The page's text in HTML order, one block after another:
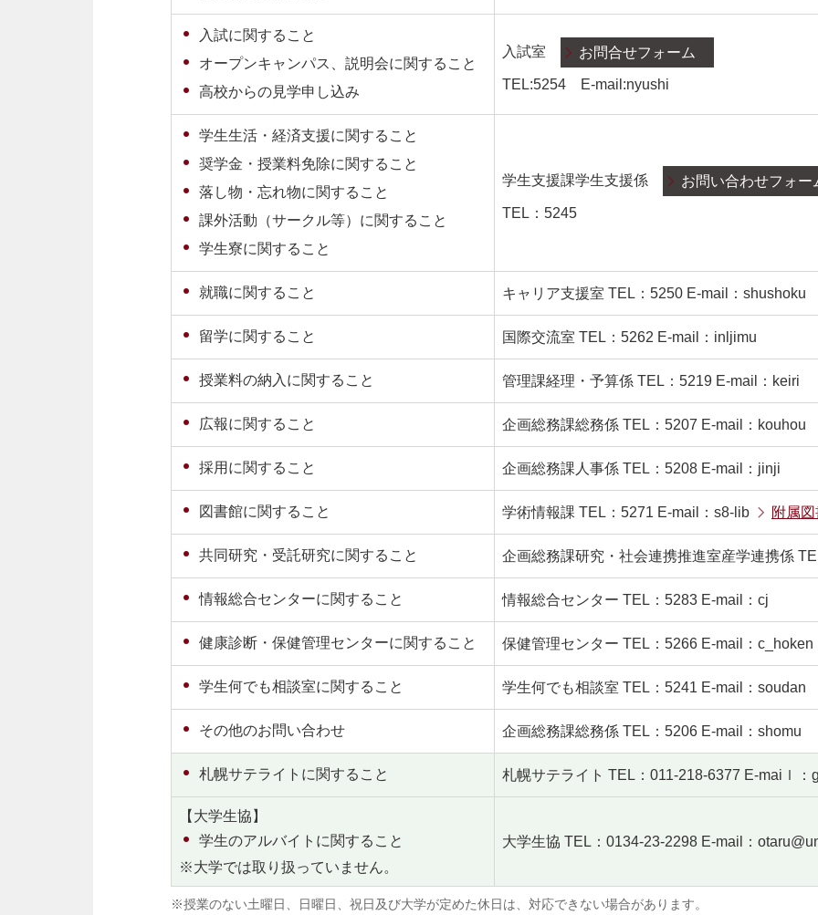
入試に関すること
オープンキャンパス、説明会に関すること
高校からの見学申し込み
入試室 お問合せフォーム
TEL:5254 E-mail:nyushi
学生生活・経済支援に関すること
奨学金・授業料免除に関すること
落し物・忘れ物に関すること
課外活動（サークル等）に関すること
学生寮に関すること
学生支援課学生支援係 お問い合わせフォー
TEL：5245
就職に関すること キャリア支援室 TEL：5250 E-mail：shushoku
留学に関すること 国際交流室 TEL：5262 E-mail：inljimu
授業料の納入に関すること 管理課経理・予算係 TEL：5219 E-mail：keiri
広報に関すること 企画総務課総務係 TEL：5207 E-mail：kouhou
採用に関すること 企画総務課人事係 TEL：5208 E-mail：jinji
図書館に関すること 学術情報課 TEL：5271 E-mail：s8-lib 附属
共同研究・受託研究に関すること 企画総務課研究・社会連携推進室産学連携係
情報総合センターに関すること 情報総合センター TEL：5283 E-mail：cj
健康診断・保健管理センターに関すること 保健管理センター TEL：5266 E-mail：c_hoken
学生何でも相談室に関すること 学生何でも相談室 TEL：5241 E-mail：soudan
その他のお問い合わせ 企画総務課総務係 TEL：5206 E-mail：shomu
札幌サテライトに関すること 札幌サテライト TEL：011-218-6377 E-maiｌ：
【大学生協】
学生のアルバイトに関すること
※大学では取り扱っていません。
大学生協 TEL：0134-23-2298 E-mail：
※授業のない土曜日、日曜日、祝日及び大学が定めた休日は、対応できない場合があります。